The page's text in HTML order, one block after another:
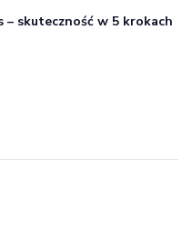
– skuteczność w 5 krokach